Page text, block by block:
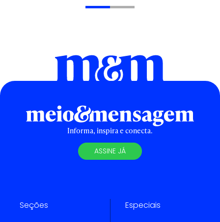
Informa, inspira e conecta.
ASSINE JÁ
Seções Especiais